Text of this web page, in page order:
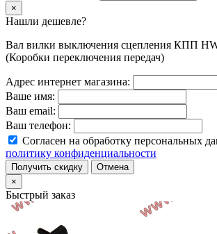
×
Нашли дешевле?
Вал вилки выключения сцепления КПП
(Коробки переключения передач)
Адрес интернет магазина:
Ваше имя:
Ваш email:
Ваш телефон:
Согласен на обработку персональных
политику конфиденциальности
Получить скидку
Отмена
×
Быстрый заказ